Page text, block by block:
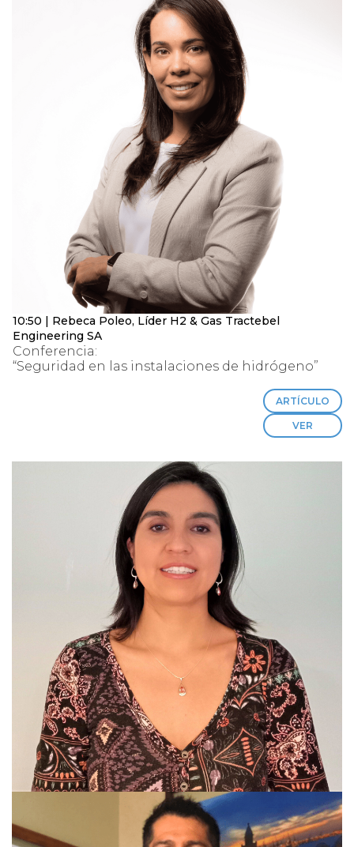
10:50 | Rebeca Poleo, Líder H2 & Gas Tractebel
Engineering SA
Conferencia:
“Seguridad en las instalaciones de hidrógeno”
ARTÍCULO
VER